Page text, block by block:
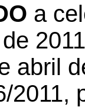
a
abril
2011,